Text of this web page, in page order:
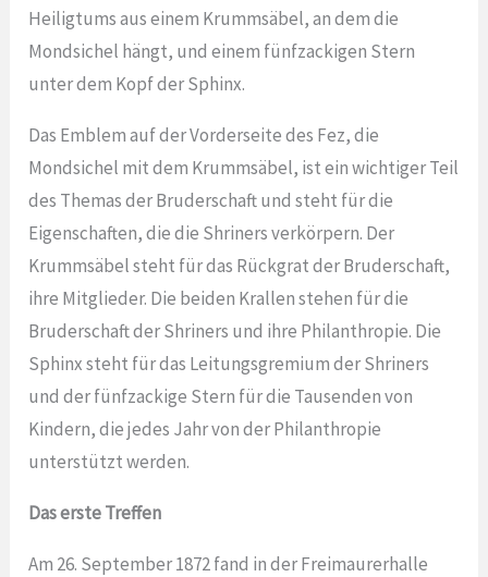
Heiligtums aus einem Krummsäbel, an dem die
Mondsichel hängt, und einem fünfzackigen Stern
unter dem Kopf der Sphinx.
Das Emblem auf der Vorderseite des Fez, die
Mondsichel mit dem Krummsäbel, ist ein wichtiger Teil
des Themas der Bruderschaft und steht für die
Eigenschaften, die die Shriners verkörpern. Der
Krummsäbel steht für das Rückgrat der Bruderschaft,
ihre Mitglieder. Die beiden Krallen stehen für die
Bruderschaft der Shriners und ihre Philanthropie. Die
Sphinx steht für das Leitungsgremium der Shriners
und der fünfzackige Stern für die Tausenden von
Kindern, die jedes Jahr von der Philanthropie
unterstützt werden.
Das erste Treffen
Am 26. September 1872 fand in der Freimaurerhalle